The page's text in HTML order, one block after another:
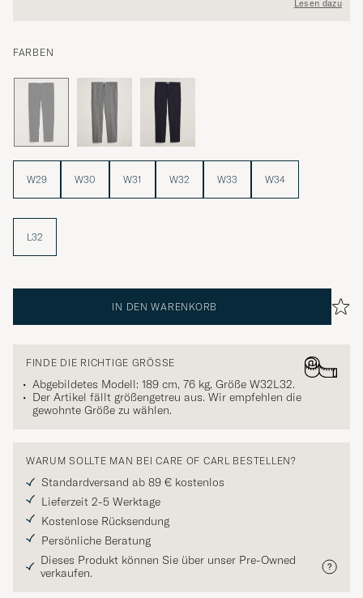
Lesen dazu
FARBEN
W29 W30 W31 W32 W33 W34
L32
IN DEN WARENKORB
FINDE DIE RICHTIGE GRÖSSE
Abgebildetes Modell: 189 cm, 76 kg, Größe W32L32.
Der Artikel fällt größengetreu aus. Wir empfehlen die
gewohnte Größe zu wählen.
WARUM SOLLTE MAN BEI CARE OF CARL BESTELLEN?
Standardversand ab 89 € kostenlos
Lieferzeit 2-5 Werktage
Kostenlose Rücksendung
Persönliche Beratung
Dieses Produkt können Sie über unser Pre-Owned
verkaufen.